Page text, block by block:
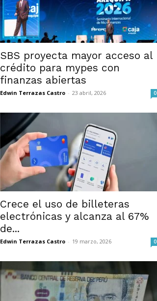
SBS proyecta mayor acceso al
crédito para mypes con
finanzas abiertas
Edwin Terrazas Castro - 23 abril, 2026 0
Crece el uso de billeteras
electrónicas y alcanza al 67%
de...
Edwin Terrazas Castro - 19 marzo, 2026 0